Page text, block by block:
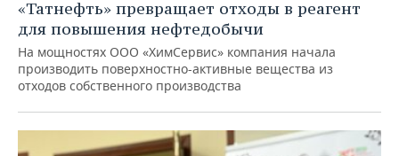
«Татнефть» превращает отходы в реагент
для повышения нефтедобычи
На мощностях ООО «ХимСервис» компания начала
производить поверхностно-активные вещества из
отходов собственного производства